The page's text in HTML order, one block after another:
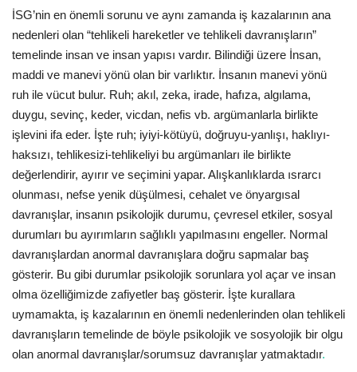
İSG’nin en önemli sorunu ve aynı zamanda iş kazalarının ana
nedenleri olan “tehlikeli hareketler ve tehlikeli davranışların”
temelinde insan ve insan yapısı vardır. Bilindiği üzere İnsan,
maddi ve manevi yönü olan bir varlıktır. İnsanın manevi yönü
ruh ile vücut bulur. Ruh; akıl, zeka, irade, hafıza, algılama,
duygu, sevinç, keder, vicdan, nefis vb. argümanlarla birlikte
işlevini ifa eder. İşte ruh; iyiyi-kötüyü, doğruyu-yanlışı, haklıyı-
haksızı, tehlikesizi-tehlikeliyi bu argümanları ile birlikte
değerlendirir, ayırır ve seçimini yapar. Alışkanlıklarda ısrarcı
olunması, nefse yenik düşülmesi, cehalet ve önyargısal
davranışlar, insanın psikolojik durumu, çevresel etkiler, sosyal
durumları bu ayırımların sağlıklı yapılmasını engeller. Normal
davranışlardan anormal davranışlara doğru sapmalar baş
gösterir. Bu gibi durumlar psikolojik sorunlara yol açar ve insan
olma özelliğimizde zafiyetler baş gösterir. İşte kurallara
uymamakta, iş kazalarının en önemli nedenlerinden olan tehlikeli
davranışların temelinde de böyle psikolojik ve sosyolojik bir olgu
olan anormal davranışlar/sorumsuz davranışlar yatmaktadır.